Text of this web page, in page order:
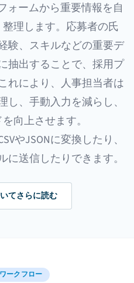
ォームから重要情報を自
理します。応募者の氏
験、スキルなどの重要デ
抽出することで、採用プ
れにより、人事担当者は
、手動入力を減らし、
向上させます。
やJSONに変換したり、
送信したりできます。
てさらに読む
ークフロー